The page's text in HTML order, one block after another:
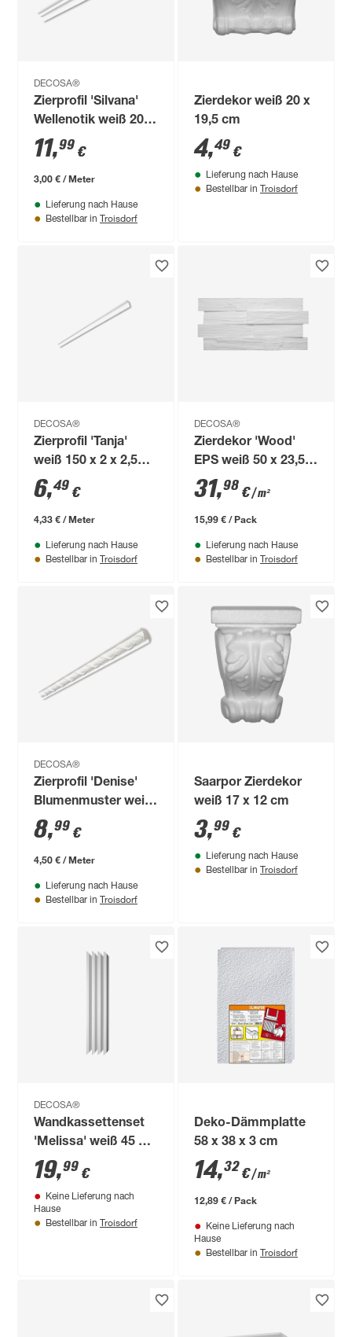
DECOSA®
Zierprofil 'Silvana'
Wellenotik weiß 200
x 4 x 5 cm
11,99 €
3,00 € / Meter
Lieferung nach Hause
Bestellbar in Troisdorf
Zierdekor weiß 20 x
19,5 cm
4,49 €
Lieferung nach Hause
Bestellbar in Troisdorf
DECOSA®
Zierprofil 'Tanja'
weiß 150 x 2 x 2,5
cm 4 Stück
6,49 €
4,33 € / Meter
Lieferung nach Hause
Bestellbar in Troisdorf
DECOSA®
Zierdekor 'Wood'
EPS weiß 50 x 23,5 x
0,1 cm
31,98 €/ m²
15,99 € / Pack
Lieferung nach Hause
Bestellbar in Troisdorf
DECOSA®
Zierprofil 'Denise'
Blumenmuster weiß
200 x 3,1 x 3,1 cm
8,99 €
4,50 € / Meter
Lieferung nach Hause
Bestellbar in Troisdorf
Saarpor Zierdekor
weiß 17 x 12 cm
3,99 €
Lieferung nach Hause
Bestellbar in Troisdorf
DECOSA®
Wandkassettenset
'Melissa' weiß 45 x
45 cm
19,99 €
Keine Lieferung nach
Hause
Bestellbar in Troisdorf
Deko-Dämmplatte
58 x 38 x 3 cm
14,32€/ m²
12,89 € / Pack
Keine Lieferung nach
Hause
Bestellbar in Troisdorf